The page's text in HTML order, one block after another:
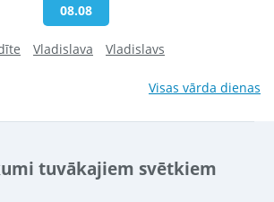
08.08
Vladislava Vladislavs
Visas vārda dienas
tuvākajiem svētkiem